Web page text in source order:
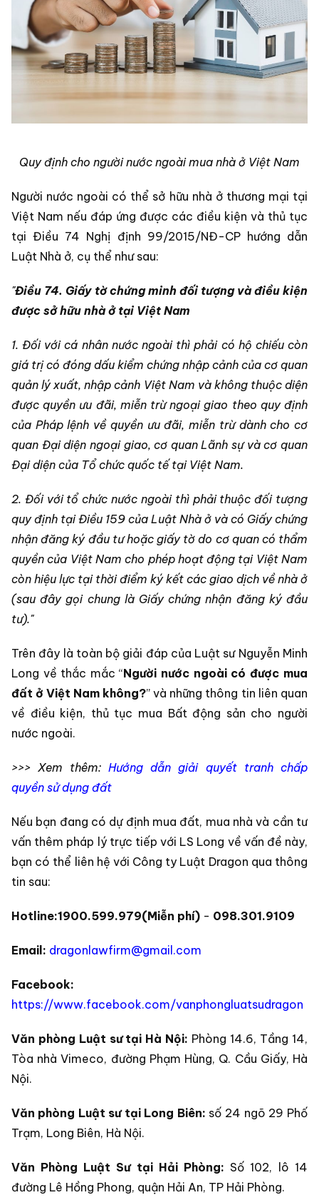
Quy định cho người nước ngoài mua nhà ở Việt Nam
Người nước ngoài có thể sở hữu nhà ở thương mại tại
Việt Nam nếu đáp ứng được các điều kiện và thủ tục
tại Điều 74 Nghị định 99/2015/NĐ-CP hướng dẫn
Luật Nhà ở, cụ thể như sau:
"Điều 74. Giấy tờ chứng minh đối tượng và điều kiện
được sở hữu nhà ở tại Việt Nam
1. Đối với cá nhân nước ngoài thì phải có hộ chiếu còn
giá trị có đóng dấu kiểm chứng nhập cảnh của cơ quan
quản lý xuất, nhập cảnh Việt Nam và không thuộc diện
được quyền ưu đãi, miễn trừ ngoại giao theo quy định
của Pháp lệnh về quyền ưu đãi, miễn trừ dành cho cơ
quan Đại diện ngoại giao, cơ quan Lãnh sự và cơ quan
Đại diện của Tổ chức quốc tế tại Việt Nam.
2. Đối với tổ chức nước ngoài thì phải thuộc đối tượng
quy định tại Điều 159 của Luật Nhà ở và có Giấy chứng
nhận đăng ký đầu tư hoặc giấy tờ do cơ quan có thẩm
quyền của Việt Nam cho phép hoạt động tại Việt Nam
còn hiệu lực tại thời điểm ký kết các giao dịch về nhà ở
(sau đây gọi chung là Giấy chứng nhận đăng ký đầu
tư)."
Trên đây là toàn bộ giải đáp của Luật sư Nguyễn Minh
Long về thắc mắc “Người nước ngoài có được mua
đất ở Việt Nam không?” và những thông tin liên quan
về điều kiện, thủ tục mua Bất động sản cho người
nước ngoài.
>>> Xem thêm: Hướng dẫn giải quyết tranh chấp
quyền sử dụng đất
Nếu bạn đang có dự định mua đất, mua nhà và cần tư
vấn thêm pháp lý trực tiếp với LS Long về vấn đề này,
bạn có thể liên hệ với Công ty Luật Dragon qua thông
tin sau:
Hotline:1900.599.979(Miễn phí) - 098.301.9109
Email: dragonlawfirm@gmail.com
Facebook:
https://www.facebook.com/vanphongluatsudragon
Văn phòng Luật sư tại Hà Nội: Phòng 14.6, Tầng 14,
Tòa nhà Vimeco, đường Phạm Hùng, Q. Cầu Giấy, Hà
Nội.
Văn phòng Luật sư tại Long Biên: số 24 ngõ 29 Phố
Trạm, Long Biên, Hà Nội.
Văn Phòng Luật Sư tại Hải Phòng: Số 102, lô 14
đường Lê Hồng Phong, quận Hải An, TP Hải Phòng.